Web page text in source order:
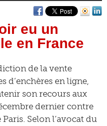
eu un
en France
de la vente
d’enchères en ligne,
son recours aux
dernier contre
Selon l’avocat du